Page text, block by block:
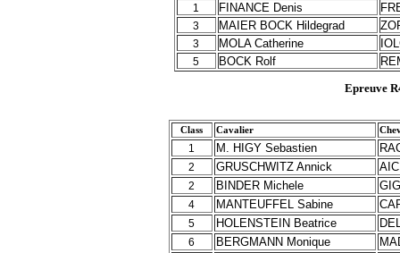
1 FINANCE Denis
3 MAIER BOCK Hildegrad
3 MOLA Catherine
5 BOCK Rolf
Epreuve
Class Cavalier
1 M. HIGY Sebastien
2 GRUSCHWITZ Annick
2 BINDER Michele
4 MANTEUFFEL Sabine
5 HOLENSTEIN Beatrice
6 BERGMANN Monique